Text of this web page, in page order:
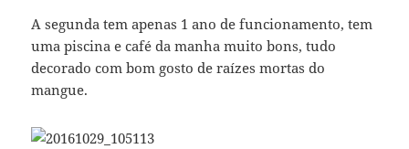
A segunda tem apenas 1 ano de funcionamento, tem
uma piscina e café da manha muito bons, tudo
decorado com bom gosto de raízes mortas do
mangue.